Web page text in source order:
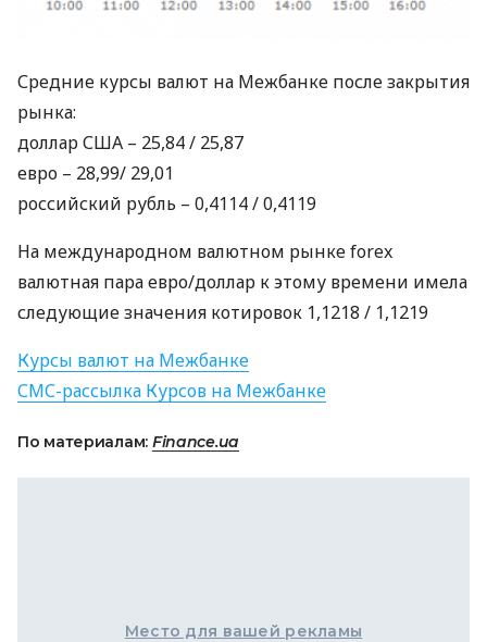
Средние курсы валют на Межбанке после закрытия
рынка:
долларСША – 25,84 / 25,87
евро – 28,99/ 29,01
российский рубль – 0,4114 / 0,4119
На международном валютном рынке forex
валютная пара евро/доллар к этому времени имела
следующие значения котировок 1,1218 / 1,1219
Курсы валют на Межбанке
СМС-рассылка Курсов на Межбанке
По материалам: Finance.ua
Место для вашей рекламы